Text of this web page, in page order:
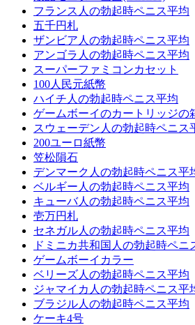
フランス人の勃起時ペニス平均
五千円札
ザンビア人の勃起時ペニス平均
アンゴラ人の勃起時ペニス平均
スーパーファミコンカセット
100人民元紙幣
ハイチ人の勃起時ペニス平均
ゲームボーイのカートリッジの
スウェーデン人の勃起時ペニス
200ユーロ紙幣
笠松隕石
デンマーク人の勃起時ペニス平
ベルギー人の勃起時ペニス平均
キューバ人の勃起時ペニス平均
壱万円札
セネガル人の勃起時ペニス平均
ドミニカ共和国人の勃起時ペニ
ゲームボーイカラー
ベリーズ人の勃起時ペニス平均
ジャマイカ人の勃起時ペニス平
ブラジル人の勃起時ペニス平均
ケーキ4号